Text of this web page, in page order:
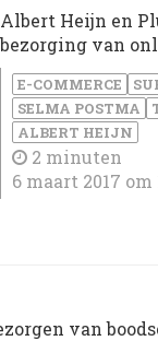
Albert Heijn en
bezorging van
E-COMMERCE
SELMA POSTMA
ALBERT HEIJN
2 minuten
6 maart 2017 om
van